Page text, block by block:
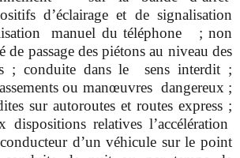
d’éclairage et de signalisation
manuel du téléphone ; non
passage des piétons au niveau des
; conduite dans le sens interdit ;
ou manœuvres dangereux ;
sur autoroutes et routes express ;
dispositions relatives l’accélération
d’un véhicule sur le point